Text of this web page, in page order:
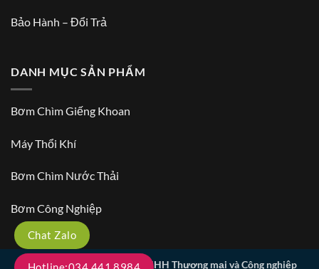
Bảo Hành – Đổi Trả
DANH MỤC SẢN PHẨM
Bơm Chìm Giếng Khoan
Máy Thổi Khí
Bơm Chìm Nước Thải
Bơm Công Nghiệp
Copyright 2026 © Công ty TNHH Thương mại và Công nghiệp
Chat Zalo